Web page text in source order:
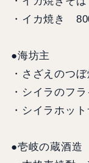
・イカ焼き
●海坊主
・さざえのつ
・シイラのフ
・シイラホッ
●壱岐の蔵酒造